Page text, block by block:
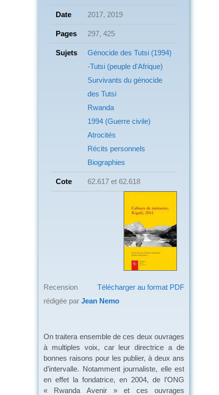
Date 2017, 2019
Pages 297, 425
Sujets
Génocide des Tutsi (1994)
-Tutsi (peuple d'Afrique)
Survivants du génocide
des Tutsi
Rwanda
1994 (Guerre civile)
Atrocités
Récits personnels
Biographies
Cote 62.617 et 62.618
Télécharger au format PDF
Recension
rédigée par Jean Nemo
On traitera ensemble de ces deux ouvrages
à multiples voix, car leur directrice a de
bonnes raisons pour les publier, à deux ans
d’intervalle. Notamment journaliste, elle est
en effet la fondatrice, en 2004, de l’ONG
« Rwanda Avenir » et ces ouvrages